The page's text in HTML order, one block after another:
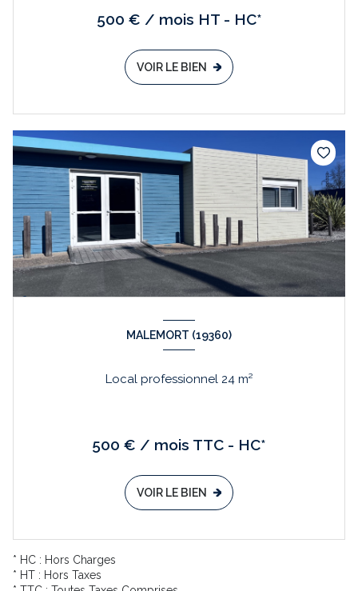
500 € / mois HT - HC*
VOIR LE BIEN
MALEMORT (19360)
Local professionnel 24 m²
500 € / mois TTC - HC*
VOIR LE BIEN
* HC : Hors Charges
* HT : Hors Taxes